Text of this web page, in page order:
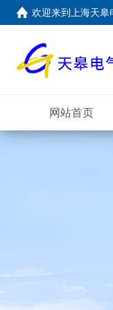
欢迎来到上海天皋
网站首页